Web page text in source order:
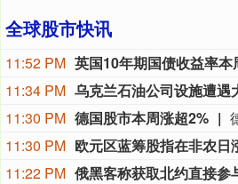
全球股市快讯
11:52 PM 英国10年期国债收益率本
11:34 PM 乌克兰石油公司设施遭遇
11:30 PM 德国股市本周涨超2%
11:30 PM 欧元区蓝筹股指在非农
11:22 PM 俄黑客称获取北约直接参